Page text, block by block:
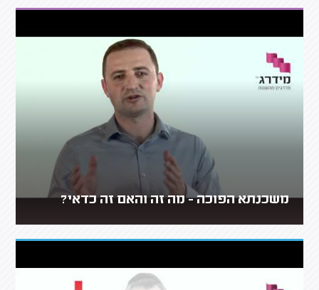
משכנתא הפוכה - מה זה והאם זה כדאי?